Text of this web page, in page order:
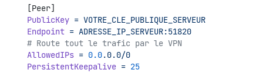
[Peer]
PublicKey = VOTRE_CLE_PUBLIQUE_SERVEUR
Endpoint = ADRESSE_IP_SERVEUR:51820
# Route tout le trafic par le VPN
AllowedIPs = 0.0.0.0/0
PersistentKeepalive = 25